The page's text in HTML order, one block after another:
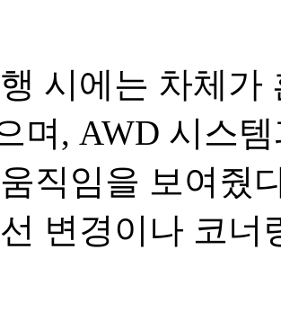
시에는 차체가
며, AWD 시스
직임을 보여줬
변경이나 코